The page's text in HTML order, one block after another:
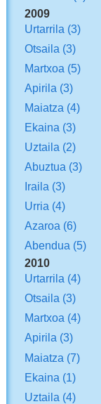
2009
Urtarrila (3)
Otsaila (3)
Martxoa (5)
Apirila (3)
Maiatza (4)
Ekaina (3)
Uztaila (2)
Abuztua (3)
Iraila (3)
Urria (4)
Azaroa (6)
Abendua (5)
2010
Urtarrila (4)
Otsaila (3)
Martxoa (4)
Apirila (3)
Maiatza (7)
Ekaina (1)
Uztaila (4)